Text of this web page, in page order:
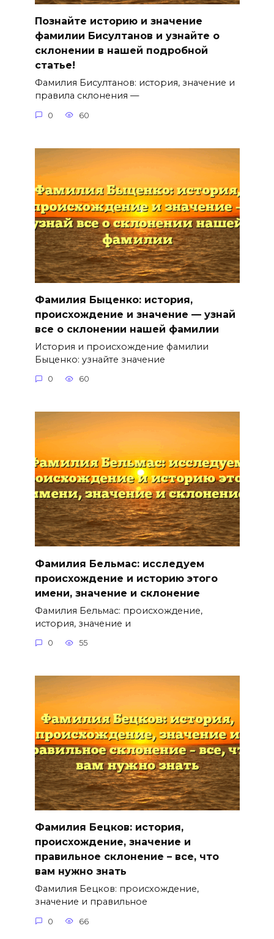
Познайте историю и значение
фамилии Бисултанов и узнайте о
склонении в нашей подробной
статье!
Фамилия Бисултанов: история, значение и
правила склонения —
0 60
Фамилия Быценко: история,
происхождение и значение — узнай
все о склонении нашей фамилии
История и происхождение фамилии
Быценко: узнайте значение
0 60
Фамилия Бельмас: исследуем
происхождение и историю этого
имени, значение и склонение
Фамилия Бельмас: происхождение,
история, значение и
0 55
Фамилия Бецков: история,
происхождение, значение и
правильное склонение – все, что
вам нужно знать
Фамилия Бецков: происхождение,
значение и правильное
0 66